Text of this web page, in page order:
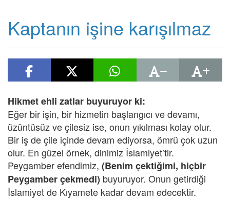
Kaptanın işine karışılmaz
Hikmet ehli zatlar buyuruyor ki:
Eğer bir işin, bir hizmetin başlangıcı ve devamı,
üzüntüsüz ve çilesiz ise, onun yıkılması kolay olur.
Bir iş de çile içinde devam ediyorsa, ömrü çok uzun
olur. En güzel örnek, dinimiz İslamiyet’tir.
Peygamber efendimiz, (Benim çektiğimi, hiçbir
Peygamber çekmedi) buyuruyor. Onun getirdiği
İslamiyet de Kıyamete kadar devam edecektir.